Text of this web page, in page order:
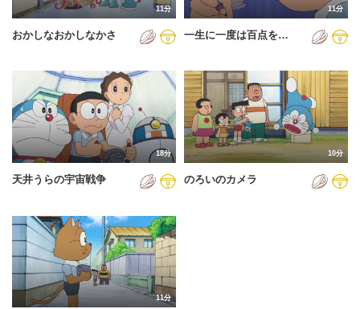
11分
おかしなおかしなかさ
11分
一生に一度は百点を…
18分
天井うらの宇宙戦争
10分
のろいのカメラ
11分